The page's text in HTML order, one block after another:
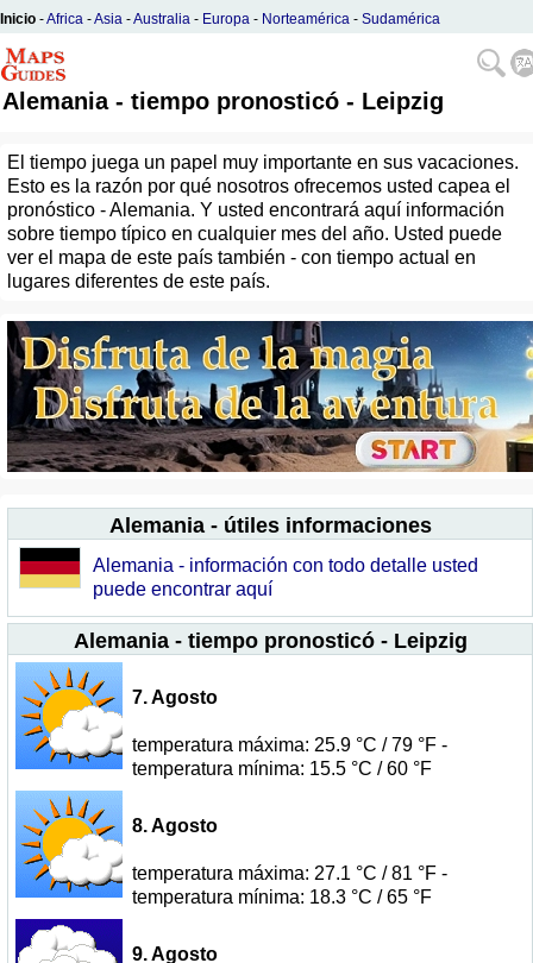
Inicio -Africa -Asia -Australia - Europa - Norteamérica - Sudamérica
Alemania - tiempo pronosticó - Leipzig
El tiempo juega un papel muy importante en sus vacaciones.
Esto es la razón por qué nosotros ofrecemos usted capea el
pronóstico - Alemania. Y usted encontrará aquí información
sobre tiempo típico en cualquier mes del año. Usted puede
ver el mapa de este país también - con tiempo actual en
lugares diferentes de este país.
Alemania - útiles informaciones
Alemania - información con todo detalle usted
puede encontrar aquí
Alemania - tiempo pronosticó - Leipzig
7. Agosto
temperatura máxima: 25.9 °C / 79 °F -
temperatura mínima: 15.5 °C / 60 °F
8. Agosto
temperatura máxima: 27.1 °C / 81 °F -
temperatura mínima: 18.3 °C / 65 °F
9. Agosto